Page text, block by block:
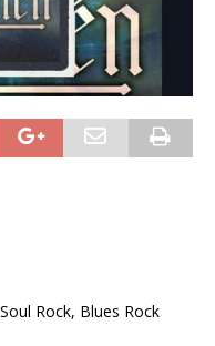
Rock, Blues Rock